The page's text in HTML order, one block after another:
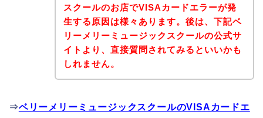
スクールのお店でVISAカードエラーが発
生する原因は様々あります。後は、下記ベ
リーメリーミュージックスクールの公式サ
イトより、直接質問されてみるといいかも
しれません。
⇒ベリーメリーミュージックスクールのVISAカードエ